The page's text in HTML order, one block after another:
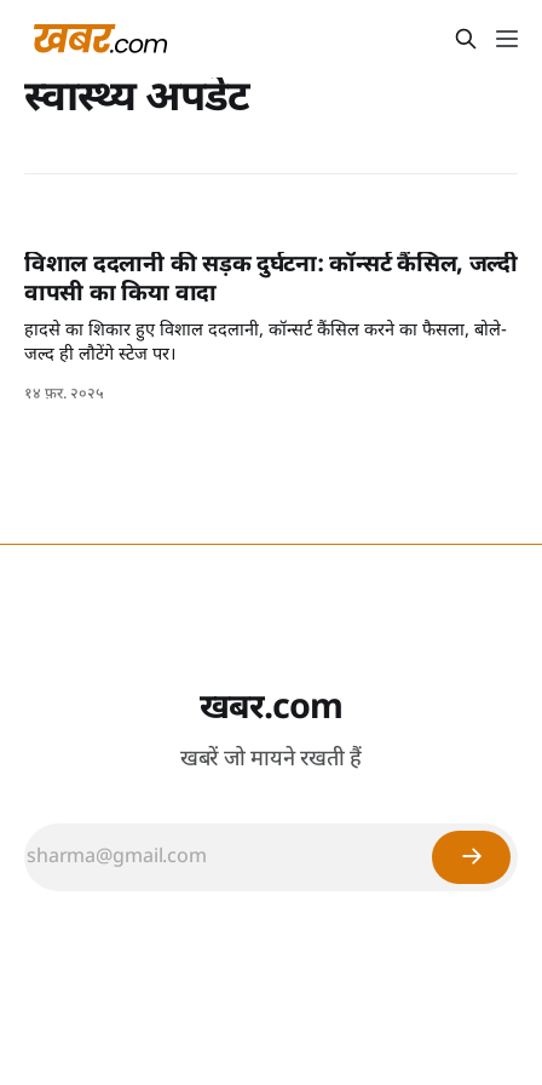
स्वास्थ्य अपडेट
विशाल ददलानी की सड़क दुर्घटना: कॉन्सर्ट कैंसिल, जल्दी
वापसी का किया वादा
हादसे का शिकार हुए विशाल ददलानी, कॉन्सर्ट कैंसिल करने का फैसला, बोले-
जल्द ही लौटेंगे स्टेज पर।
१४ फ़र. २०२५
खबर.com
खबरें जो मायने रखती हैं